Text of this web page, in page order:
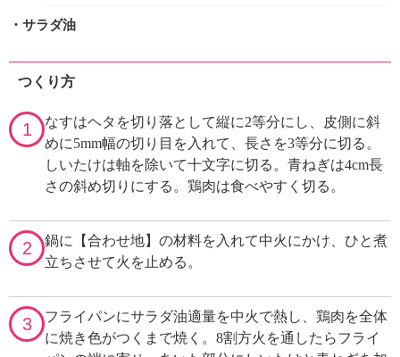
・サラダ油
つくり方
1
なすはヘタを切り落として縦に2等分にし、皮側に斜
めに5mm幅の切り目を入れて、長さを3等分に切る。
しいたけは軸を除いて十文字に切る。青ねぎは4cm長
さの斜め切りにする。鶏肉は食べやすく切る。
2
鍋に【合わせ地】の材料を入れて中火にかけ、ひと煮
立ちさせて火を止める。
3
フライパンにサラダ油適量を中火で熱し、鶏肉を全体
に焼き色がつくまで焼く。8割方火を通したらフライ